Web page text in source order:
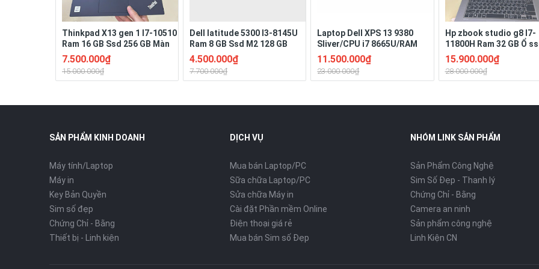
Thinkpad X13 gen 1 I7-10510
Ram 16 GB Ssd 256 GB Màn
13.3" Full HD Ngoại hình đẹp
Pin 3-4h
7.500.000₫
15.000.000₫
Dell latitude 5300 I3-8145U
Ram 8 GB Ssd M2 128 GB
Màn hình 13”3 Full HD Pin 3-
4h
4.500.000₫
7.700.000₫
Laptop Dell XPS 13 9380
Sliver/CPU i7 8665U/RAM
16G/SSD Nvme 256G/LCD
13.3" FHD /Bateyr 4 Cell
51W/Hệ điều hành Win 11 bản
11.500.000₫
23.000.000₫
Hp zbook studio g8 I7-
11800H Ram 32 GB Ổ
GB Màn 15.6" ich Full HD
VGA: Nvidia T1200
GPU (4gb DRR6).
15.900.000₫
28.000.000₫
SẢN PHẨM KINH DOANH
Máy tính/Laptop
Máy in
Key Bản Quyền
Sim số đẹp
Chứng Chỉ - Bằng
Thiết bị - Linh kiện
DỊCH VỤ
Mua bán Laptop/PC
Sữa chữa Laptop/PC
Sửa chữa Máy in
Cài đặt Phần mềm Online
Điện thoại giá rẻ
Mua bán Sim số Đẹp
NHÓM LINK SẢN PHẨM
Sản Phẩm Công Nghệ
Sim Số Đẹp - Thanh lý
Chứng Chỉ - Bằng
Camera an ninh
Sản phẩm công nghệ
Linh Kiện CN